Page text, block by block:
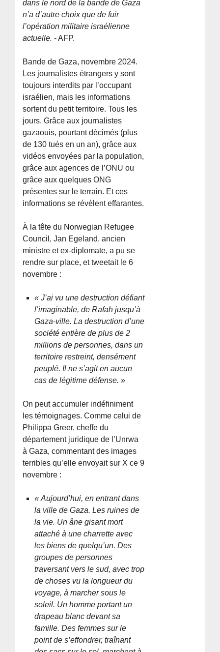
dans le nord de la bande de Gaza
n’a d’autre choix que de fuir
l’opération militaire israélienne
actuelle. - AFP.
Bande de Gaza, novembre 2024.
Les journalistes étrangers y sont
toujours interdits par l’occupant
israélien, mais les informations
sortent du petit territoire. Tous les
jours. Grâce aux journalistes
gazaouis, pourtant décimés (plus
de 130 tués en un an), grâce aux
vidéos envoyées par la population,
grâce aux agences de l’ONU ou
grâce aux quelques ONG
présentes sur le terrain. Et ces
informations se révèlent effarantes.
À la tête du Norwegian Refugee
Council, Jan Egeland, ancien
ministre et ex-diplomate, a pu se
rendre sur place, et tweetait le 6
novembre :
« J’ai vu une destruction défiant
l’imaginable, de Rafah jusqu’à
Gaza-ville. La destruction d’une
société entière de plus de 2
millions de personnes, dans un
territoire restreint, densément
peuplé. Il ne s’agit en aucun
cas de légitime défense. »
On peut accumuler indéfiniment
les témoignages. Comme celui de
Philippa Greer, cheffe du
département juridique de l’Unrwa
à Gaza, commentant des images
terribles qu’elle envoyait sur X ce 9
novembre :
« Aujourd’hui, en entrant dans
la ville de Gaza. Les ruines de
la vie. Un âne gisant mort
attaché à une charrette avec
les biens de quelqu’un. Des
groupes de personnes
traversant vers le sud, avec trop
de choses vu la longueur du
voyage, à marcher sous le
soleil. Un homme portant un
drapeau blanc devant sa
famille. Des femmes sur le
point de s’effondrer, traînant